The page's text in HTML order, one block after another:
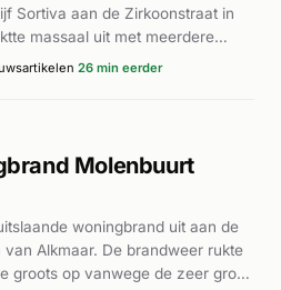
Sortiva aan de Zirkoonstraat in
massaal uit met meerdere
tankwagens en grijpers,
De
bluswerkzaamheden uit en
rond 22:30 tot 22:54 uur. Het
rook- en stankoverlast in
is geen informatie gemeld.
26 min eerder
Molenbuurt
woningbrand uit aan de
Alkmaar. De brandweer rukte
groots op vanwege de zeer grote